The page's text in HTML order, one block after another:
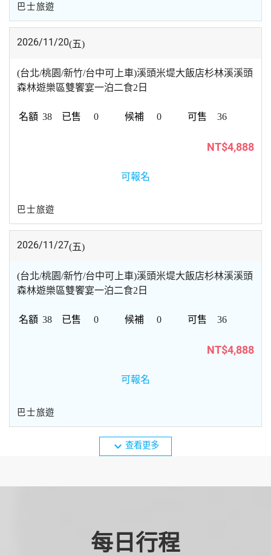
巴士旅遊
2026/11/20(五)
(台北/桃園/新竹/台中可上車)溪頭米堤大飯店杉林溪溪頭
森林遊樂區雙饗宴一泊二食2日
38 0 0 36
NT$4,888
可報名
巴士旅遊
2026/11/27(五)
(台北/桃園/新竹/台中可上車)溪頭米堤大飯店杉林溪溪頭
森林遊樂區雙饗宴一泊二食2日
38 0 0 36
NT$4,888
可報名
巴士旅遊
expand_more 查看更多
每日行程